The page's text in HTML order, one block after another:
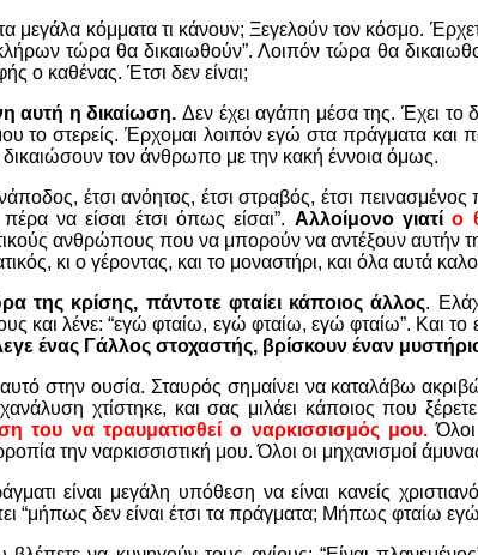
μεγάλα κόμματα τι κάνουν; Ξεγελούν τον κόσμο.
τώρα θα δικαιωθούν”. Λοιπόν τώρα θα
ο καθένας. Έτσι δεν είναι;
αυτή η δικαίωση.Δεν έχει αγάπη μέσα της. Έχει το
το στερείς. Έρχομαι λοιπόν εγώ στα πράγματα
δικαιώσουν τον άνθρωπο με την κακή έννοια όμως.
έτσι ανόητος, έτσι στραβός, έτσι πεινασμένος
να είσαι έτσι όπως είσαι”. Αλλοίμονο γιατίο
ανθρώπους που να μπορούν να αντέξουν
κι ο γέροντας, και το μοναστήρι, και όλα αυτά
της κρίσης, πάντοτε φταίει κάποιος άλλος.
και λένε: “εγώ φταίω, εγώ φταίω, εγώ φταίω”. Και
ένας Γάλλος στοχαστής, βρίσκουν έναν
στην ουσία. Σταυρός σημαίνει να καταλάβω
χτίστηκε, και σας μιλάει κάποιος που
του να τραυματισθεί ο ναρκισσισμός μου.Όλοι
την ναρκισσιστική μου. Όλοι οι μηχανισμοί
είναι μεγάλη υπόθεση να είναι κανείς
“μήπως δεν είναι έτσι τα πράγματα; Μήπως φταίω